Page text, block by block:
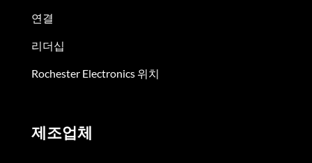
연결
리더십
Rochester Electronics 위치
제조업체